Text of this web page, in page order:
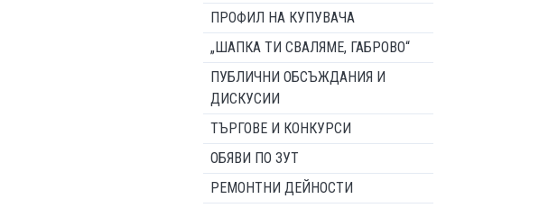
ПРОФИЛ НА КУПУВАЧА
„ШАПКА ТИ СВАЛЯМЕ, ГАБРОВО“
ПУБЛИЧНИ ОБСЪЖДАНИЯ И
ДИСКУСИИ
ТЪРГОВЕ И КОНКУРСИ
ОБЯВИ ПО ЗУТ
РЕМОНТНИ ДЕЙНОСТИ